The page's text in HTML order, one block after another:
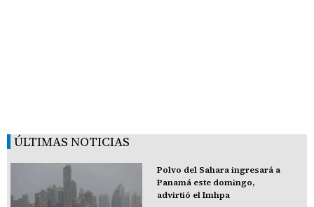
ÚLTIMAS NOTICIAS
Polvo del Sahara ingresará a
Panamá este domingo,
advirtió el Imhpa